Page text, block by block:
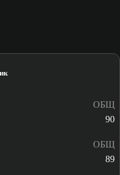
ОБЩ
90
ОБЩ
89